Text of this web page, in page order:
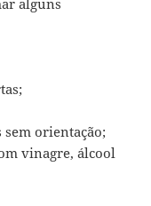
orientação;
vinagre, álcool